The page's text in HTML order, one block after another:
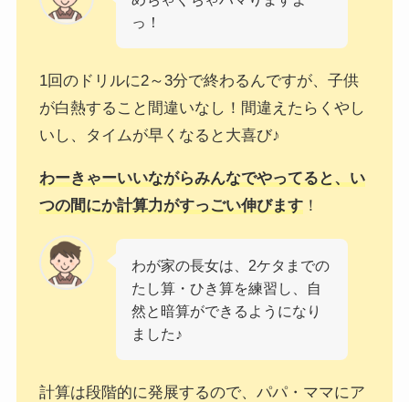
っ！
1回のドリルに2～3分で終わるんですが、子供
が白熱すること間違いなし！間違えたらくやし
いし、タイムが早くなると大喜び♪
わーきゃーいいながらみんなでやってると、い
つの間にか計算力がすっごい伸びます ！
わが家の長女は、2ケタまでの
たし算・ひき算を練習し、自
然と暗算ができるようになり
ました♪
計算は段階的に発展するので、パパ・ママにア